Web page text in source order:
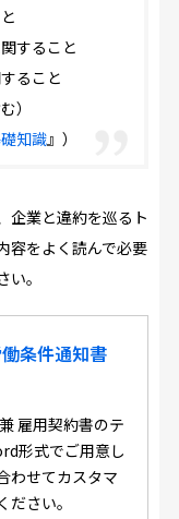
すること
ること
）
知識』）
企業と違約を巡るト
容をよく読んで必要
。
条件通知書
雇用契約書のテ
形式でご用意し
わせてカスタマ
ださい。